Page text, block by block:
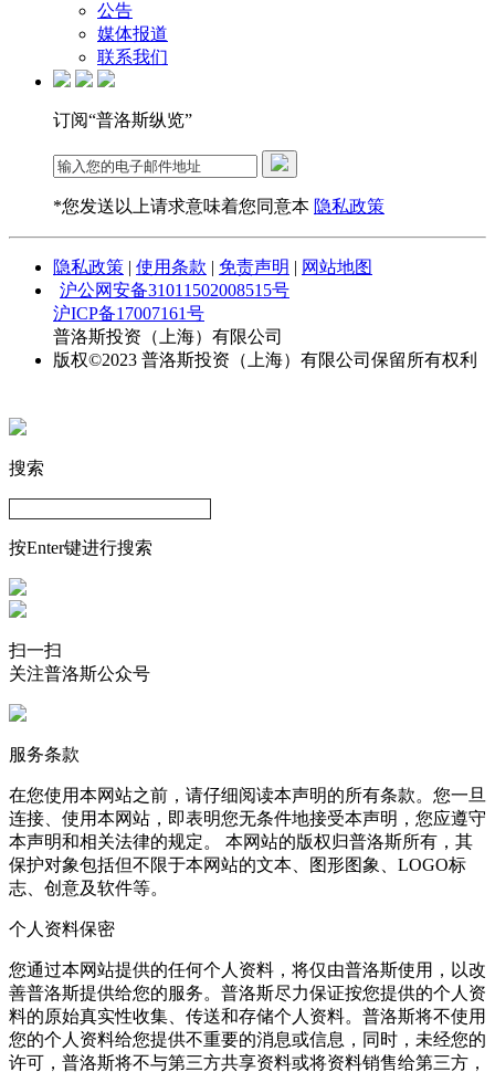
公告
媒体报道
联系我们
订阅“普洛斯纵览”
*您发送以上请求意味着您同意本 隐私政策
隐私政策 | 使用条款 | 免责声明 | 网站地图
沪公网安备31011502008515号
沪ICP备17007161号
普洛斯投资（上海）有限公司
版权©2023 普洛斯投资（上海）有限公司保留所有权利
搜索
按Enter键进行搜索
扫一扫
关注普洛斯公众号
服务条款
在您使用本网站之前，请仔细阅读本声明的所有条款。您一旦
连接、使用本网站，即表明您无条件地接受本声明，您应遵守
本声明和相关法律的规定。 本网站的版权归普洛斯所有，其
保护对象包括但不限于本网站的文本、图形图象、LOGO标
志、创意及软件等。
个人资料保密
您通过本网站提供的任何个人资料，将仅由普洛斯使用，以改
善普洛斯提供给您的服务。普洛斯尽力保证按您提供的个人资
料的原始真实性收集、传送和存储个人资料。普洛斯将不使用
您的个人资料给您提供不重要的消息或信息，同时，未经您的
许可，普洛斯将不与第三方共享资料或将资料销售给第三方，